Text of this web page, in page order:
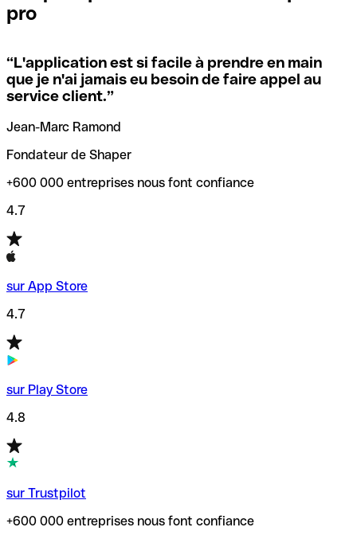
locales.
Si vous n'êtes pas sûr du code SWIFT que vous devriez
utiliser, nous avons développé un outil de recherche de
codes SWIFT par nom de banque.
vérification/recherche de codes SWIFT. Ainsi, vous pouvez
trouver et vérifier vos codes SWIFT avant de réaliser vos
transferts d’argent.
pro
“L'application est si facile à prendre en main
que je n'ai jamais eu besoin de faire appel au
service client.”
Jean-Marc Ramond
Fondateur de Shaper
+600 000 entreprises nous font confiance
4.7
sur App Store
4.7
sur Play Store
4.8
sur Trustpilot
+600 000 entreprises nous font confiance